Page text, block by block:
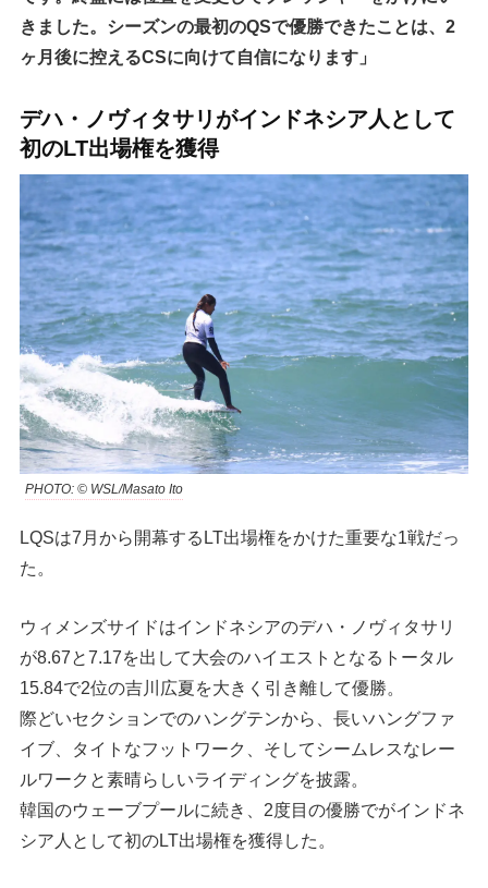
きました。シーズンの最初のQSで優勝できたことは、2
ヶ月後に控えるCSに向けて自信になります」
デハ・ノヴィタサリがインドネシア人として
初のLT出場権を獲得
PHOTO: © WSL/Masato Ito
LQSは7月から開幕するLT出場権をかけた重要な1戦だっ
た。
ウィメンズサイドはインドネシアのデハ・ノヴィタサリ
が8.67と7.17を出して大会のハイエストとなるトータル
15.84で2位の吉川広夏を大きく引き離して優勝。
際どいセクションでのハングテンから、長いハングファ
イブ、タイトなフットワーク、そしてシームレスなレー
ルワークと素晴らしいライディングを披露。
韓国のウェーブプールに続き、2度目の優勝でがインドネ
シア人として初のLT出場権を獲得した。